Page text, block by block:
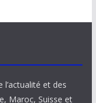
l’actualité et des
Maroc, Suisse et